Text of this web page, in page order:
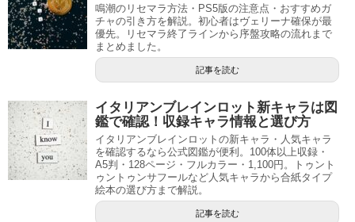
鳴潮のリセマラ方法・PS5版の注意点・おすすめガ
チャの引き方を解説。初心者はヴェリーナ確保が最
優先。リセマラ終了ラインから序盤攻略の流れまで
まとめました。
記事を読む
イタリアンブレインロット新キャラは図
鑑で確認！収録キャラ情報と選び方
イタリアンブレインロットの新キャラ・人気キャラ
を確認するなら公式図鑑が便利。100体以上収録・
A5判・128ページ・フルカラー・1,100円。トゥント
ゥントゥンサフールなど人気キャラから合紙タイプ
絵本の選び方まで解説。
記事を読む